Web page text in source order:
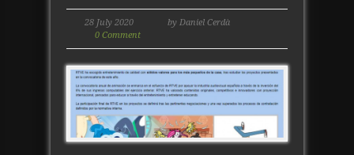
28 July 2020
by Daniel Cerdà
0 Comment